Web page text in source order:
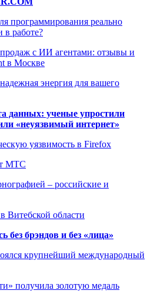
программирования реально
в работе?
с ИИ агентами: отзывы и
в Москве
энергия для вашего
данных: ученые упростили
«неуязвимый интернет»
уязвимость в Firefox
МТС
– российские и
области
без брэндов и без «лица»
крупнейший международный
получила золотую медаль